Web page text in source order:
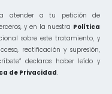
atender a tu petición de
y en la nuestra Política
sobre este tratamiento, y
rectificación y supresión,
declaras haber leído y
de Privacidad.